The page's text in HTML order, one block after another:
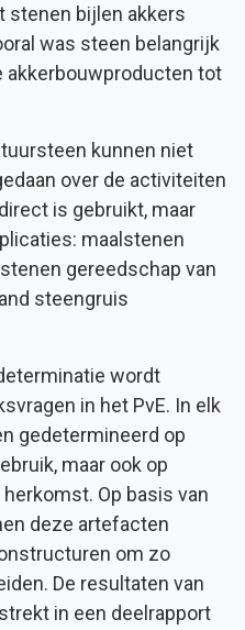
stenen bijlen akkers
was steen belangrijk
akkerbouwproducten tot
kunnen niet
over de activiteiten
is gebruikt, maar
maalstenen
gereedschap van
steengruis
wordt
in het PvE. In elk
gedetermineerd op
maar ook op
Op basis van
deze artefacten
om zo
De resultaten van
in een deelrapport